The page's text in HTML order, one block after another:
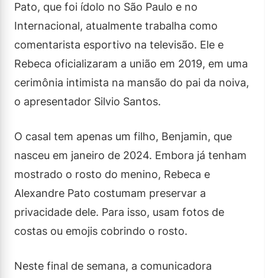
Pato, que foi ídolo no São Paulo e no
Internacional, atualmente trabalha como
comentarista esportivo na televisão. Ele e
Rebeca oficializaram a união em 2019, em uma
cerimônia intimista na mansão do pai da noiva,
o apresentador Silvio Santos.
O casal tem apenas um filho, Benjamin, que
nasceu em janeiro de 2024. Embora já tenham
mostrado o rosto do menino, Rebeca e
Alexandre Pato costumam preservar a
privacidade dele. Para isso, usam fotos de
costas ou emojis cobrindo o rosto.
Neste final de semana, a comunicadora